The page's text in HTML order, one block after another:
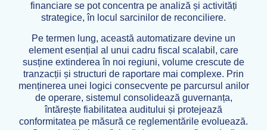
financiare se pot concentra pe analiză și activități
strategice, în locul sarcinilor de reconciliere.
Pe termen lung, această automatizare devine un
element esențial al unui cadru fiscal scalabil, care
susține extinderea în noi regiuni, volume crescute de
tranzacții și structuri de raportare mai complexe. Prin
menținerea unei logici consecvente pe parcursul anilor
de operare, sistemul consolidează guvernanța,
întărește fiabilitatea auditului și protejează
conformitatea pe măsură ce reglementările evoluează.